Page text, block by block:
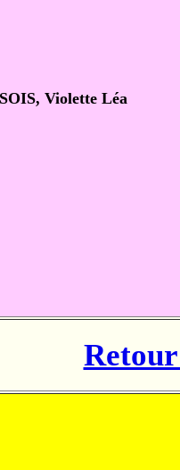
Violette Léa